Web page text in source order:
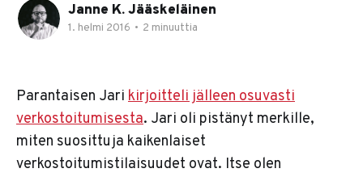
Janne K. Jääskeläinen
1. helmi 2016 • 2 minuuttia
Parantaisen Jari kirjoitteli jälleen osuvasti
verkostoitumisesta. Jari oli pistänyt merkille,
miten suosittuja kaikenlaiset
verkostoitumistilaisuudet ovat. Itse olen